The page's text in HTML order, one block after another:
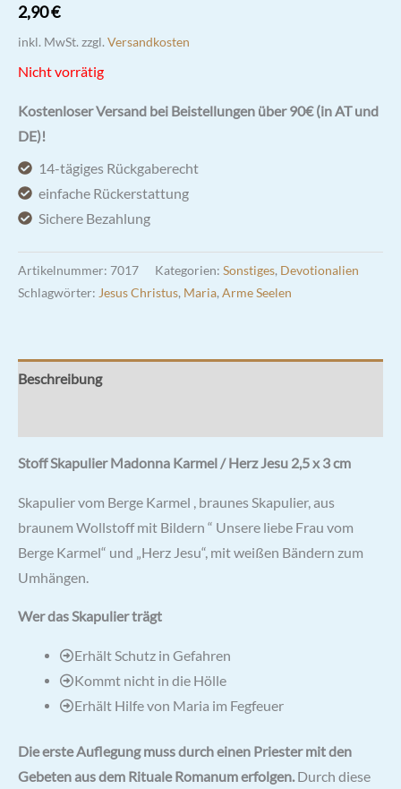
2,90€
inkl. MwSt. zzgl. Versandkosten
Nicht vorrätig
Kostenloser Versand bei Beistellungen über 90€ (in AT und
DE)!
14-tägiges Rückgaberecht
einfache Rückerstattung
Sichere Bezahlung
Artikelnummer: 7017 Kategorien: Sonstiges, Devotionalien
Schlagwörter: Jesus Christus, Maria, Arme Seelen
Beschreibung
Stoff Skapulier Madonna Karmel / Herz Jesu 2,5 x 3 cm
Skapulier vom Berge Karmel , braunes Skapulier, aus
braunem Wollstoff mit Bildern “ Unsere liebe Frau vom
Berge Karmel“ und „Herz Jesu“, mit weißen Bändern zum
Umhängen.
Wer das Skapulier trägt
Erhält Schutz in Gefahren
Kommt nicht in die Hölle
Erhält Hilfe von Maria im Fegfeuer
Die erste Auflegung muss durch einen Priester mit den
Gebeten aus dem Rituale Romanum erfolgen.Durch diese